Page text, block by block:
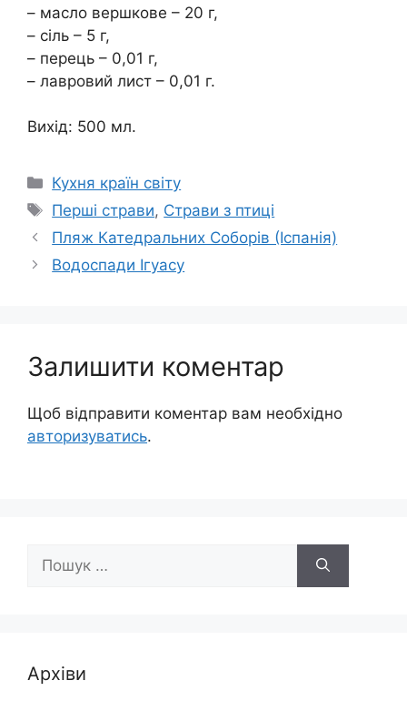
– масло вершкове – 20 г,
– сіль – 5 г,
– перець – 0,01 г,
– лавровий лист – 0,01 г.
Вихід: 500 мл.
Категорії
Кухня країн світу
Позначки
Перші страви, Страви з птиці
Пляж Катедральних Соборів (Іспанія)
Водоспади Ігуасу
Залишити коментар
Щоб відправити коментар вам необхідно
авторизуватись.
Архіви